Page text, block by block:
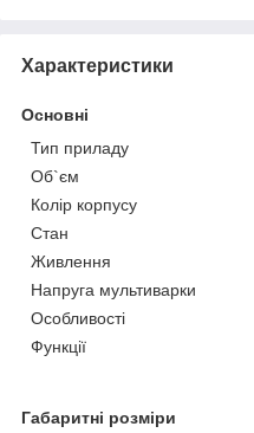
Характеристики
Основні
Тип приладу
Об`єм
Колір корпусу
Стан
Живлення
Напруга мультиварки
Особливості
Функції
Габаритні розміри